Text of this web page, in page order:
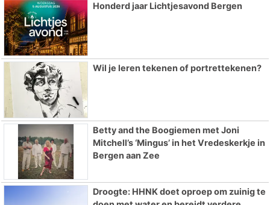
Honderd jaar Lichtjesavond Bergen
Wil je leren tekenen of portrettekenen?
Betty and the Boogiemen met Joni
Mitchell’s ‘Mingus’ in het Vredeskerkje in
Bergen aan Zee
Droogte: HHNK doet oproep om zuinig te